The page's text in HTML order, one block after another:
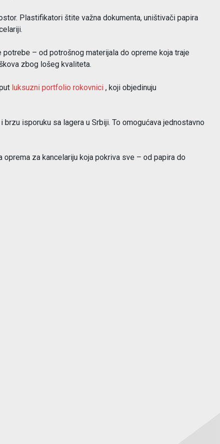
Plastifikatori štite važna dokumenta, uništivači papira
– od potrošnog materijala do opreme koja traje
zbog lošeg kvaliteta.
luksuzni portfolio rokovnici , koji objedinuju
isporuku sa lagera u Srbiji. To omogućava jednostavno
za kancelariju koja pokriva sve – od papira do